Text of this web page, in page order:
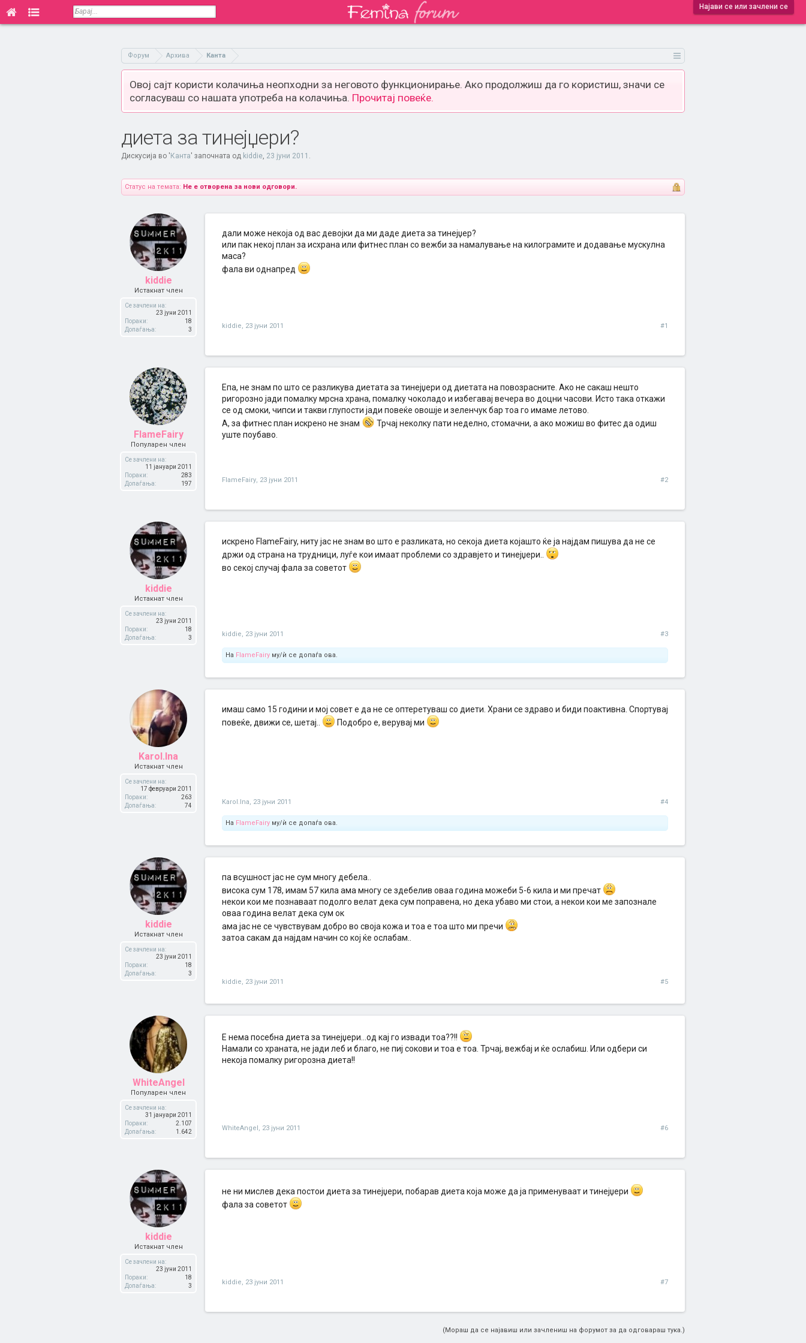
Најави се или зачлени се
Форум Архива Канта
Овој сајт користи колачиња неопходни за неговото функционирање. Ако продолжиш да го користиш, значи се
согласуваш со нашата употреба на колачиња. Прочитај повеќе.
диета за тинејџери?
Дискусија во ' Канта' започната од kiddie, 23 јуни 2011 .
Статус на темата: Не е отворена за нови одговори.
kiddie
Истакнат член
Се зачлени на:
23 јуни 2011
Пораки:
18
Допаѓања:
3
дали може некоја од вас девојки да ми даде диета за тинејџер?
или пак некој план за исхрана или фитнес план со вежби за намалување на килограмите и додавање мускулна
маса?
фала ви однапред
kiddie, 23 јуни 2011 #1
FlameFairy
Популарен член
Се зачлени на:
11 јануари 2011
Пораки:
283
Допаѓања:
197
Епа, не знам по што се разликува диетата за тинејџери од диетата на повозрасните. Ако не сакаш нешто
ригорозно јади помалку мрсна храна, помалку чоколадо и избегавај вечера во доцни часови. Исто така откажи
се од смоки, чипси и такви глупости јади повеќе овошје и зеленчук бар тоа го имаме летово.
А, за фитнес план искрено не знам
Трчај неколку пати неделно, стомачни, а ако можиш во фитес да одиш
уште поубаво.
FlameFairy, 23 јуни 2011 #2
kiddie
Истакнат член
Се зачлени на:
23 јуни 2011
Пораки:
18
Допаѓања:
3
искрено FlameFairy, ниту јас не знам во што е разликата, но секоја диета којашто ќе ја најдам пишува да не се
држи од страна на трудници, луѓе кои имаат проблеми со здравјето и тинејџери..
во секој случај фала за советот
kiddie, 23 јуни 2011 #3
На FlameFairy му/ѝ се допаѓа ова.
Karol.Ina
Истакнат член
Се зачлени на:
17 февруари 2011
Пораки:
263
Допаѓања:
74
имаш само 15 години и мој совет е да не се оптеретуваш со диети. Храни се здраво и биди поактивна. Спортувај
повеќе, движи се, шетај..
Подобро е, верувај ми
Karol.Ina, 23 јуни 2011 #4
На FlameFairy му/ѝ се допаѓа ова.
kiddie
Истакнат член
Се зачлени на:
23 јуни 2011
Пораки:
18
Допаѓања:
3
па всушност јас не сум многу дебела..
висока сум 178, имам 57 кила ама многу се здебелив оваа година можеби 5-6 кила и ми пречат
некои кои ме познаваат подолго велат дека сум поправена, но дека убаво ми стои, а некои кои ме запознале
оваа година велат дека сум ок
ама јас не се чувствувам добро во своја кожа и тоа е тоа што ми пречи
затоа сакам да најдам начин со кој ќе ослабам..
kiddie, 23 јуни 2011 #5
WhiteAngel
Популарен член
Се зачлени на:
31 јануари 2011
Пораки:
2.107
Допаѓања:
1.642
Е нема посебна диета за тинејџери...од кај го извади тоа??!!
Намали со храната, не јади леб и благо, не пиј сокови и тоа е тоа. Трчај, вежбај и ќе ослабиш. Или одбери си
некоја помалку ригорозна диета!!
WhiteAngel, 23 јуни 2011 #6
kiddie
Истакнат член
Се зачлени на:
23 јуни 2011
Пораки:
18
Допаѓања:
3
не ни мислев дека постои диета за тинејџери, побарав диета која може да ја применуваат и тинејџери
фала за советот
kiddie, 23 јуни 2011 #7
(Мораш да се најавиш или зачлениш на форумот за да одговараш тука.)